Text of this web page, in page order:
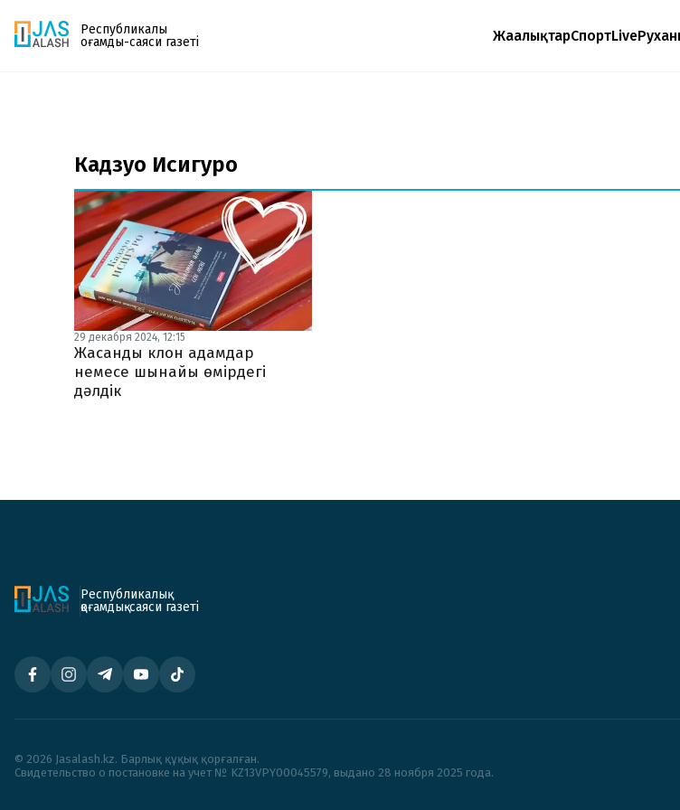
Республикалық
қоғамдық-саяси газеті
ЖаңалықтарСпортLive
поштаңызға алып отырыңыз. Жаңа нөмір
шыққан сәтте сізге бірден жіберіледі. Тек email
енгізіңіз, біз қалғанын өзіміз жібереміз.
Кадзуо Исигуро
29 декабря 2024, 12:15
Жасанды клон адамдар
немесе шынайы өмірдегі
дәлдік
Республикалық
қоғамдық-саяси газеті
© 2026 Jasalash.kz. Барлық құқық қорғалған.
Cвидетельство о постановке на учет № KZ13VPY00045579, выдано 28 ноября 2025 года.